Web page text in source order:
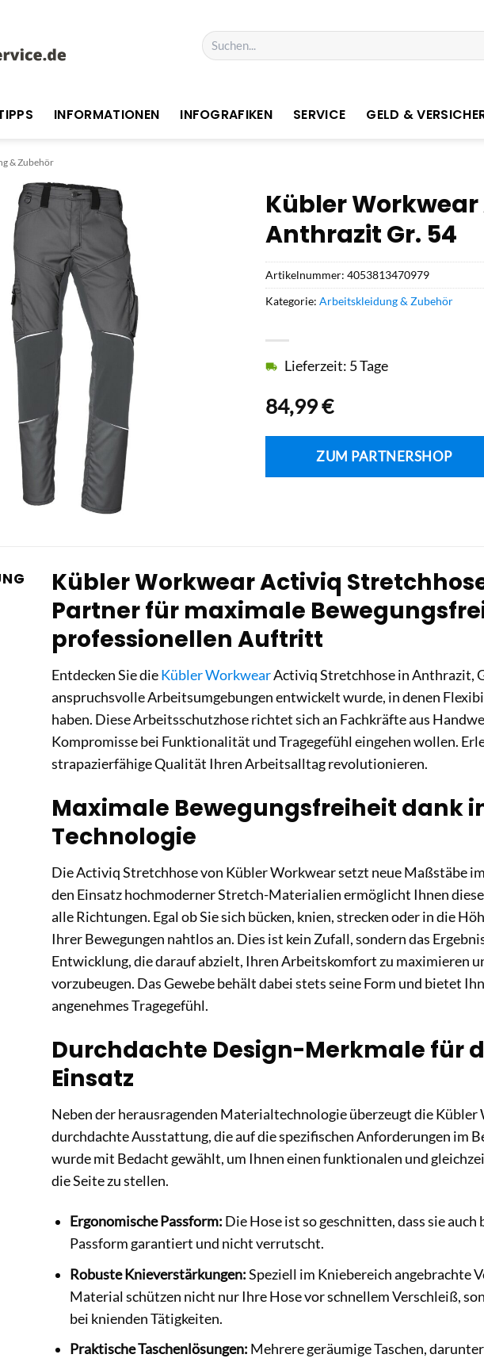
Suchen
nach:
INFORMATIONEN INFOGRAFIKEN SERVICE GELD &
& Zubehör
Kübler
Anthrazit Gr. 54
84,99€
Lieferzeit: 5 Tage
ZUM PARTNERSHOP
Artikelnummer: 4053813470979
Kategorie: Arbeitskleidung & Zubehör
Kübler Workwear Activiq
Partner für maximale
professionellen Auftritt
Entdecken Sie dieKübler WorkwearActiviq Stretchhose in Anthrazit,
anspruchsvolle Arbeitsumgebungen entwickelt wurde, in denen
haben. Diese Arbeitsschutzhose richtet sich an Fachkräfte aus
Kompromisse bei Funktionalität und Tragegefühl eingehen wollen.
strapazierfähige Qualität Ihren Arbeitsalltag revolutionieren.
Maximale Bewegungsfreiheit dank
Technologie
Die Activiq Stretchhose von Kübler Workwear setzt neue Maßstäbe
den Einsatz hochmoderner Stretch-Materialien ermöglicht Ihnen
alle Richtungen. Egal ob Sie sich bücken, knien, strecken oder in die
Ihrer Bewegungen nahtlos an. Dies ist kein Zufall, sondern das
Entwicklung, die darauf abzielt, Ihren Arbeitskomfort zu maximieren
vorzubeugen. Das Gewebe behält dabei stets seine Form und bietet
angenehmes Tragegefühl.
Durchdachte Design-Merkmale für
Einsatz
Neben der herausragenden Materialtechnologie überzeugt die
durchdachte Ausstattung, die auf die spezifischen Anforderungen im
wurde mit Bedacht gewählt, um Ihnen einen funktionalen und
die Seite zu stellen.
Ergonomische Passform: Die Hose ist so geschnitten, dass sie
Passform garantiert und nicht verrutscht.
Robuste Knieverstärkungen:Speziell im Kniebereich angebrachte
Material schützen nicht nur Ihre Hose vor schnellem Verschleiß,
bei knienden Tätigkeiten.
Praktische Taschenlösungen: Mehrere geräumige Taschen,